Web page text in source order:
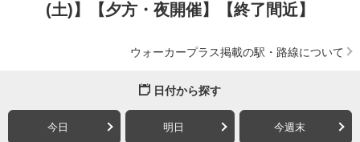
(土)】【夕方・夜開催】【終了間近】
ウォーカープラス掲載の駅・路線について
日付から探す
今日 明日 今週末